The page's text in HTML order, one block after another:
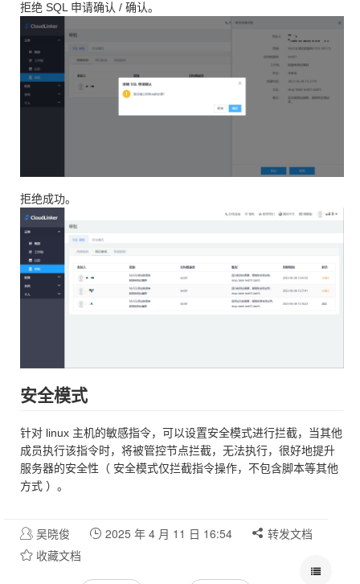
拒绝 SQL 申请确认 / 确认。
拒绝成功。
安全模式
针对 linux 主机的敏感指令，可以设置安全模式进行拦截，当其他
成员执行该指令时，将被管控节点拦截，无法执行，很好地提升
服务器的安全性（ 安全模式仅拦截指令操作，不包含脚本等其他
方式 ）。
吴晓俊 2025 年 4 月 11 日 16:54
转发文档
收藏文档